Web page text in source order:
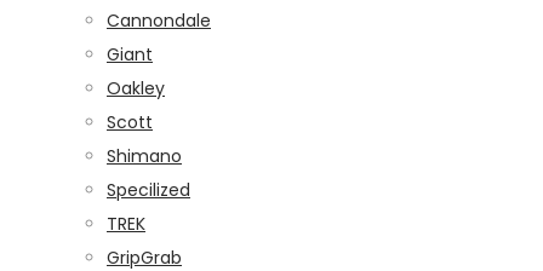
Cannondale
Giant
Oakley
Scott
Shimano
Specilized
TREK
GripGrab